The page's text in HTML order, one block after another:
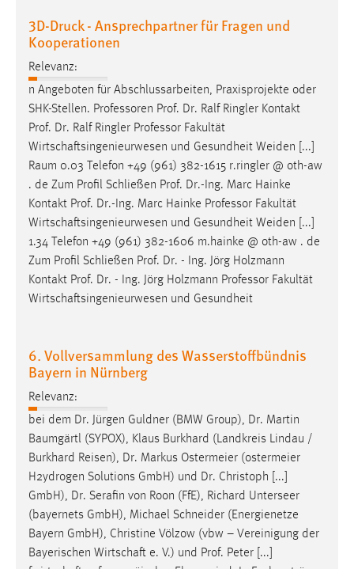
3D-Druck - Ansprechpartner für Fragen und
Kooperationen
Relevanz:
n Angeboten für Abschlussarbeiten, Praxisprojekte oder
SHK-Stellen. Professoren Prof. Dr. Ralf Ringler Kontakt
Prof. Dr. Ralf Ringler Professor Fakultät
Wirtschaftsingenieurwesen und Gesundheit Weiden [...]
Raum 0.03 Telefon +49 (961) 382-1615 r.ringler @ oth-aw
. de Zum Profil Schließen Prof. Dr.-Ing. Marc Hainke
Kontakt Prof. Dr.-Ing. Marc Hainke Professor Fakultät
Wirtschaftsingenieurwesen und Gesundheit Weiden [...]
1.34 Telefon +49 (961) 382-1606 m.hainke @ oth-aw . de
Zum Profil Schließen Prof. Dr. - Ing. Jörg Holzmann
Kontakt Prof. Dr. - Ing. Jörg Holzmann Professor Fakultät
Wirtschaftsingenieurwesen und Gesundheit
6. Vollversammlung des Wasserstoffbündnis
Bayern in Nürnberg
Relevanz:
bei dem Dr. Jürgen Guldner (BMW Group), Dr. Martin
Baumgärtl (SYPOX), Klaus Burkhard (Landkreis Lindau /
Burkhard Reisen), Dr. Markus Ostermeier (ostermeier
H2ydrogen Solutions GmbH) und Dr. Christoph [...]
GmbH), Dr. Serafin von Roon (FfE), Richard Unterseer
(bayernets GmbH), Michael Schneider (Energienetze
Bayern GmbH), Christine Völzow (vbw – Vereinigung der
Bayerischen Wirtschaft e. V.) und Prof. Peter [...]
STATISTIK
Statistik Cookies erfassen Informationen anonym.
unsere Besucher unsere Website nutzen.
Matomo
Name:
_pk_ref, _pk_cvar, _pk_id, _pk_ses
Zweck:
Cookie Laufzeit:
Max. 13 Monate
Marketing Cookies werden von Drittanbietern
verwendet, um personalisierte Werbung anzuzeigen.
hinweg verfolgen.
Google Ads
Name:
_gcl_au
Anbieter:
Google Ireland Limited